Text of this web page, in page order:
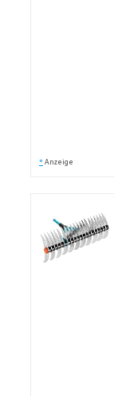
* Anzeige